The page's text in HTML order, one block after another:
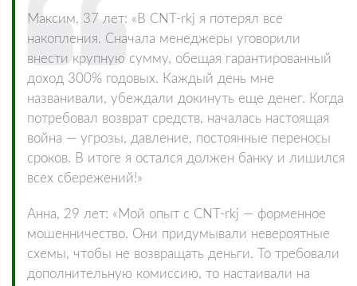
Максим, 37 лет: «В CNT-rkj я потерял все
накопления. Сначала менеджеры уговорили
внести крупную сумму, обещая гарантированный
доход 300% годовых. Каждый день мне
названивали, убеждали докинуть еще денег. Когда
потребовал возврат средств, началась настоящая
война — угрозы, давление, постоянные переносы
сроков. В итоге я остался должен банку и лишился
всех сбережений!»
Анна, 29 лет: «Мой опыт с CNT-rkj — форменное
мошенничество. Они придумывали невероятные
схемы, чтобы не возвращать деньги. То требовали
дополнительную комиссию, то настаивали на